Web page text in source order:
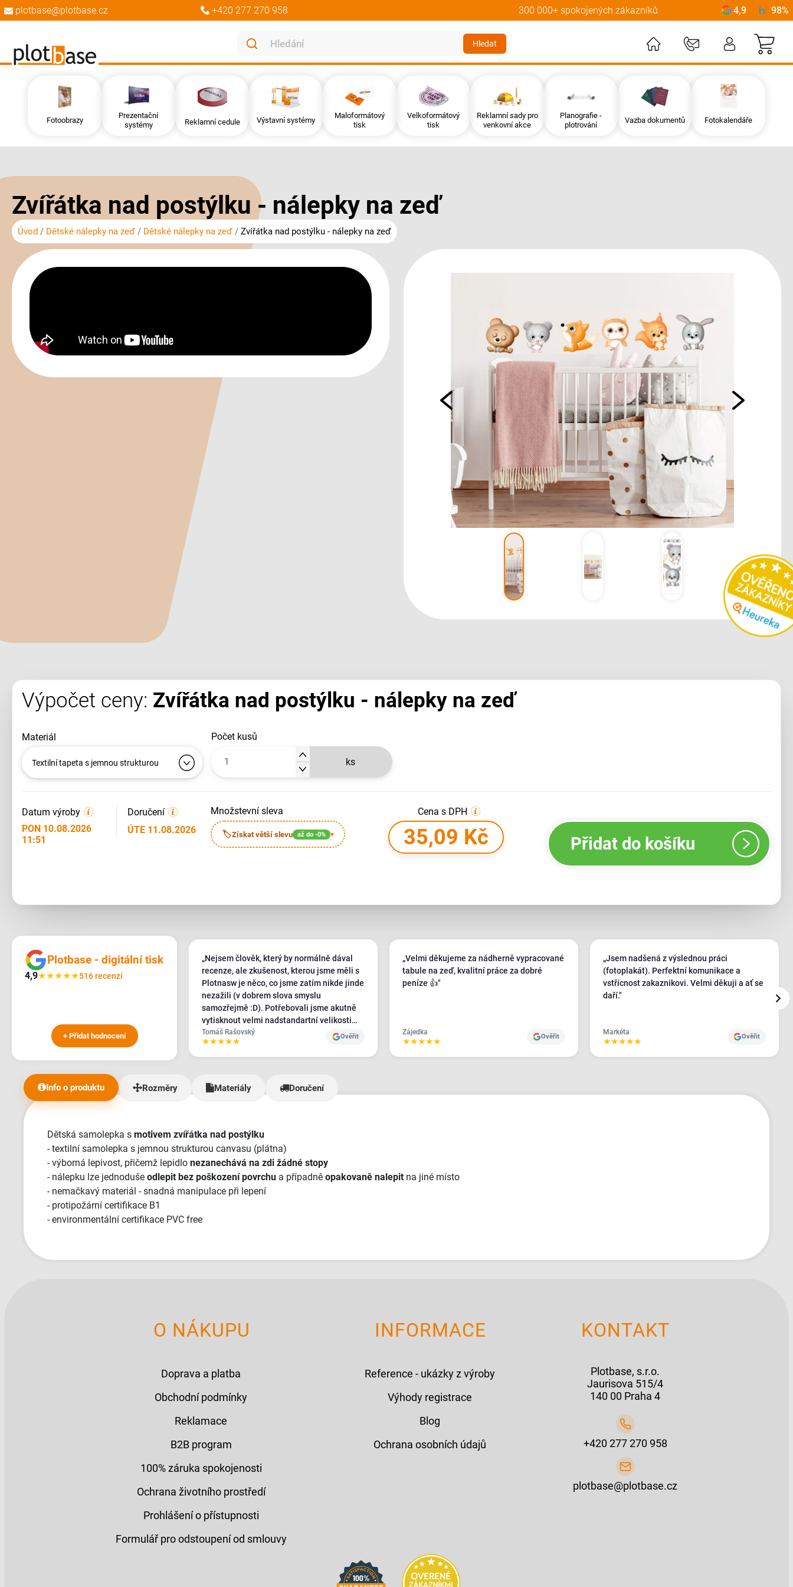
plotbase@plotbase.cz +420 277 270 958 300 000+ spokojených zákazníků 4,9 98%
Hledat
Fotoobrazy
Prezentační
systémy
Reklamní cedule Výstavní systémy
Maloformátový
tisk
Velkoformátový
tisk
Reklamní sady pro
venkovní akce
Planografie -
plotrování
Vazba dokumentů Fotokalendáře
galerie
s
obrázky
Zvířátka nad postýlku - nálepky na zeď
Úvod Dětské nálepky na zeď Dětské nálepky na zeď Zvířátka nad postýlku - nálepky na zeď
galerie
s
obrázky
Výpočet ceny: Zvířátka nad postýlku - nálepky na zeď
materiál
Textilní tapeta s jemnou strukturou
počet kusů
ks
Datum výroby
PON 10.08.2026
11:51
Doručení
ÚTE 11.08.2026
množstevní sleva
🏷Získat větší slevu až do -0% ▾
Cena s DPH
35,09 Kč Přidat do košíku
Plotbase - digitální tisk
4,9★★★★★516 recenzí
+ Přidat hodnocení
„Nejsem člověk, který by normálně dával
recenze, ale zkušenost, kterou jsme měli s
Plotnasw je něco, co jsme zatím nikde jinde
nezažili (v dobrem slova smyslu
samozřejmě :D). Potřebovali jsme akutně
vytisknout velmi nadstandartní velikosti
banneru, obvolali jsme cca 20 tiskáren po
celém ČR a SK a jedinej, kdo nám na naše
požadavky kývl byl Plotbase - a ještě s
relativně nepříjemní a neochotní. Bannery
jsme obdrželi v naprosto TOP kvalitě a jak
dost požadavků a dodání materiálů jám
trvalo mnohem déle než mělo. 5/5 je malo,
ale vic tu dat nejde🫶"
Tomáš Rašovský
★★★★★ Ověřit
„Velmi děkujeme za nádherně vypracované
tabule na zeď, kvalitní práce za dobré
peníze 👍"
Zájedka
★★★★★ Ověřit
„Jsem nadšená z výslednou práci
(fotoplakát). Perfektní komunikace a
vstřícnost zakaznikovi. Velmi děkuji a ať se
daří."
Markéta
★★★★★ Ověřit
Info o produktu Rozměry Materiály Doručení
Dětská samolepka s motivem zvířátka nad postýlku
- textilní samolepka s jemnou strukturou canvasu (plátna)
- výborná lepivost, přičemž lepidlo nezanechává na zdi žádné stopy
- nálepku lze jednoduše odlepit bez poškození povrchu a případně opakovaně nalepit na jiné místo
- nemačkavý materiál - snadná manipulace při lepení
- protipožární certifikace B1
- environmentální certifikace PVC free
O NÁKUPU
Doprava a platba
Obchodní podmínky
Reklamace
B2B program
100% záruka spokojenosti
Ochrana životního prostředí
Prohlášení o přístupnosti
Formulář pro odstoupení od smlouvy
INFORMACE
Reference - ukázky z výroby
Výhody registrace
Blog
Ochrana osobních údajů
KONTAKT
Plotbase, s.r.o.
Jaurisova 515/4
140 00 Praha 4
+420 277 270 958
plotbase@plotbase.cz